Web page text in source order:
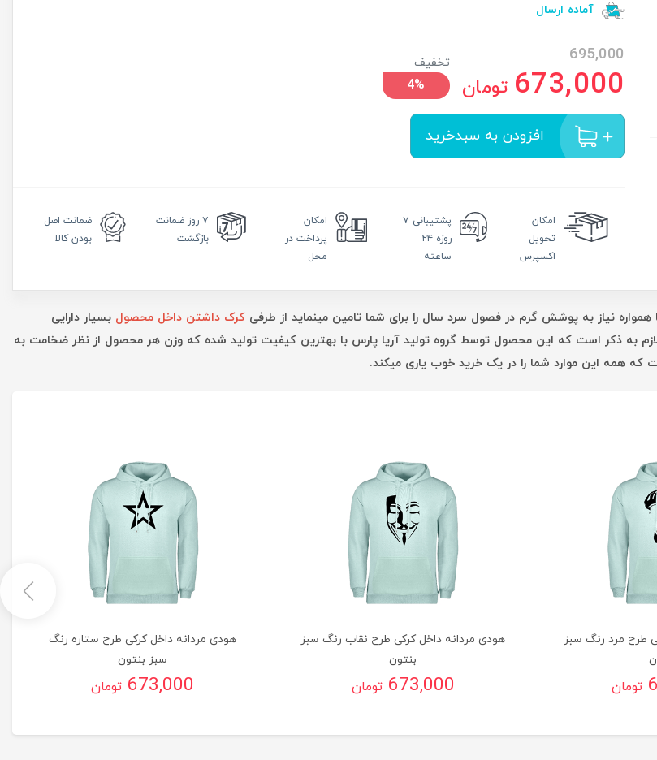
آماده ارسال
695,000
673,000 تومان
تخفیف
4%
افزودن به سبدخرید
امکان
تحویل
اکسپرس
پشتیبانی ۷
روزه ۲۴
ساعته
امکان
پرداخت در
محل
۷ روز
ضمانت
بازگشت
ضمانت اصل
بودن کالا
نیاز به پوشش گرم در فصول سرد سال را برای شما تامین مینماید از طرفی کرک داشتن داخل محصول بسیار دارایی
به ذکر است که این محصول توسط گروه تولید آریا پارس با بهترین کیفیت تولید شده که وزن هر محصول از نظر ضخامت به
طرح مرد رنگ سبز
تومان
هودی مردانه داخل کرکی طرح نقاب رنگ سبز
بنتون
673,000 تومان
هودی مردانه داخل کرکی طرح ستاره رنگ
سبز بنتون
673,000 تومان